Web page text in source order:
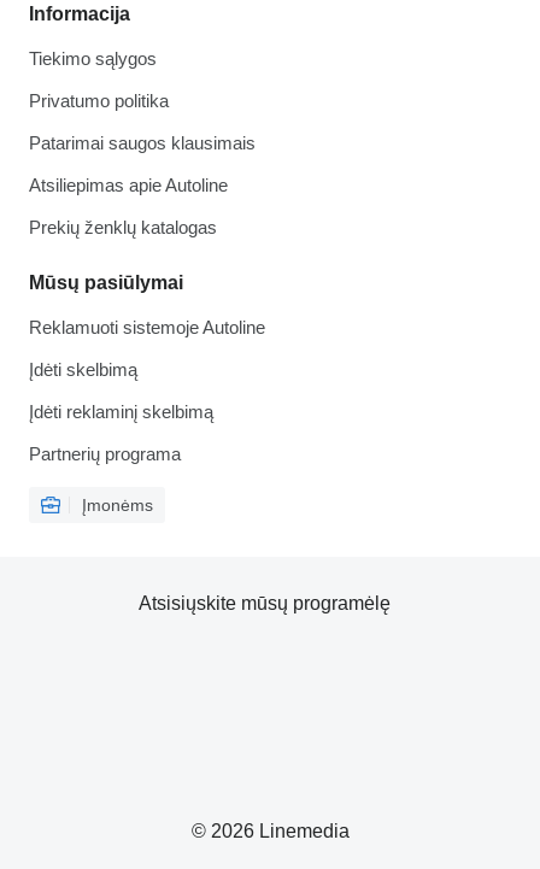
Informacija
Tiekimo sąlygos
Privatumo politika
Patarimai saugos klausimais
Atsiliepimas apie Autoline
Prekių ženklų katalogas
Mūsų pasiūlymai
Reklamuoti sistemoje Autoline
Įdėti skelbimą
Įdėti reklaminį skelbimą
Partnerių programa
Įmonėms
© 2026 Linemedia
Atsisiųskite mūsų programėlę